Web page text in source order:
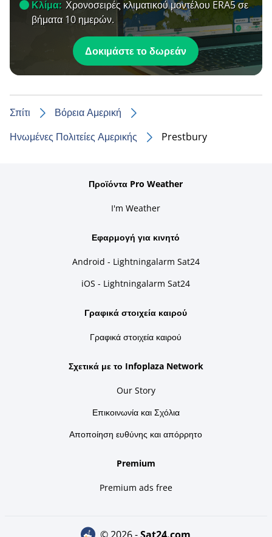
Κλίμα: Χρονοσειρές κλιματικού μοντέλου ERA5 σε
βήματα 10 ημερών.
Δοκιμάστε το δωρεάν
Σπίτι
Βόρεια Αμερική
Ηνωμένες Πολιτείες Αμερικής
Prestbury
Προϊόντα Pro Weather
I'm Weather
Εφαρμογή για κινητό
Android - Lightningalarm Sat24
iOS - Lightningalarm Sat24
Γραφικά στοιχεία καιρού
Γραφικά στοιχεία καιρού
Σχετικά με το Infoplaza Network
Our Story
Επικοινωνία και Σχόλια
Αποποίηση ευθύνης και απόρρητο
Premium
Premium ads free